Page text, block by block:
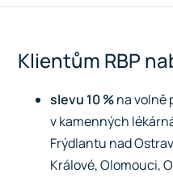
Klientům RBP
slevu 10 %na volně
v kamenných
Frýdlantu nad
Králové, Olomouci,